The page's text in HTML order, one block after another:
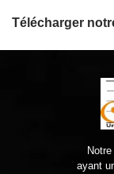
Télécharger
ayant